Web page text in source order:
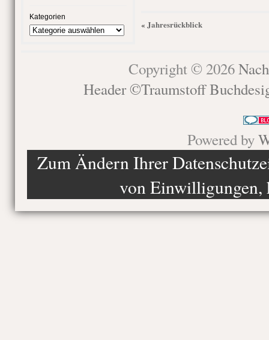
Kategorien
« Jahresrückblick
Copyright © 2026
Header ©Traumstoff
Powered by
Zum Ändern Ihrer
von